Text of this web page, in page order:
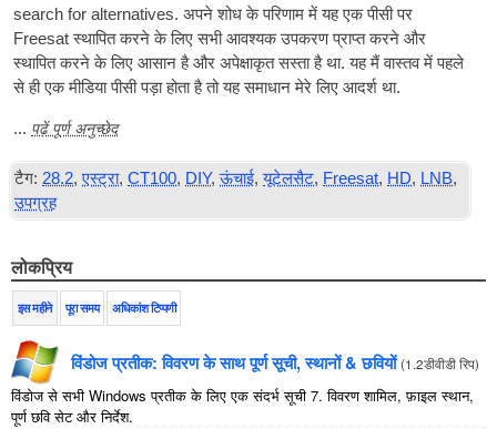
search for altern­at­ives. अपने शोध के परिणाम में यह एक पीसी पर
Freesat स्थापित करने के लिए सभी आवश्यक उपकरण प्राप्त करने और
स्थापित करने के लिए आसान है और अपेक्षाकृत सस्ता है था. यह मैं वास्तव में पहले
से ही एक मीडिया पीसी पड़ा होता है तो यह समाधान मेरे लिए आदर्श था.
... पढ़ें पूर्ण अनुच्छेद
टैग: 28.2,एस्ट्रा,CT100, DIY,ऊंचाई,यूटेलसैट, Freesat, HD, LNB,
उपग्रह
लोकप्रिय
इस महीने पूरा समय अधिकांश टिप्पणी
विंडोज प्रतीक: विवरण के साथ पूर्ण सूची, स्थानों & छवियों (1.2डीवीडी रिप)
विंडोज से सभी Windows प्रतीक के लिए एक संदर्भ सूची 7. विवरण शामिल, फ़ाइल स्थान,
पूर्ण छवि सेट और निर्देश.